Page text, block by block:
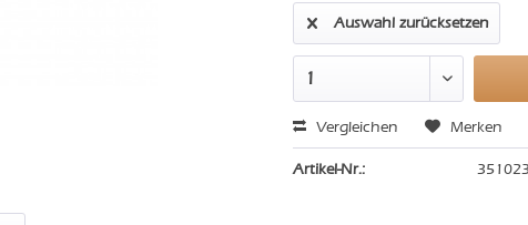
Auswahl zurücksetzen
Vergleichen Merken
Artikel-Nr.: